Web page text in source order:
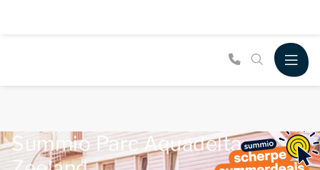
Summio Parc Aquadelta,